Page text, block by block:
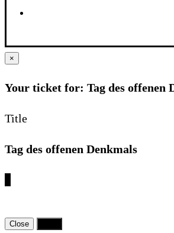
×
Your ticket for: Tag des offenen
Title
Tag des offenen Denkmals
Close